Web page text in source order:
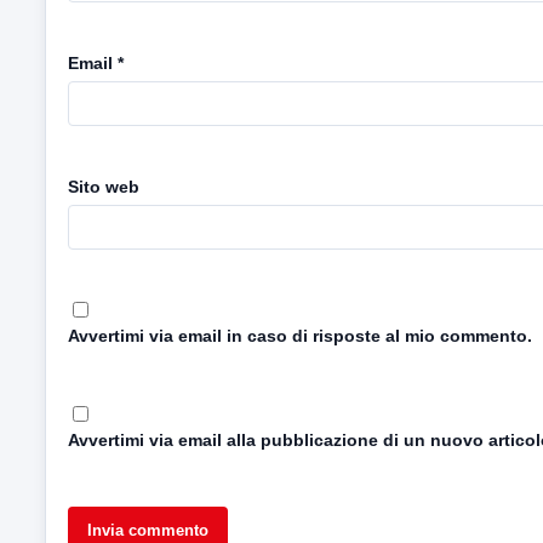
Email *
Sito web
Avvertimi via email in caso di risposte al mio commento.
Avvertimi via email alla pubblicazione di un nuovo